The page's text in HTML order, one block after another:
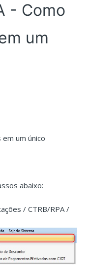
- Como
um
um único
abaixo:
/ CTRB/RPA /